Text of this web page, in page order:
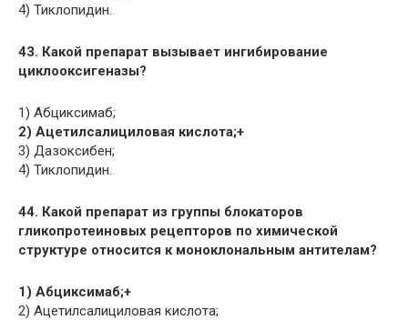
4) Тиклопидин.
43. Какой препарат вызывает ингибирование
циклооксигеназы?
1) Абциксимаб;
2) Ацетилсалициловая кислота;+
3) Дазоксибен;
4) Тиклопидин.
44. Какой препарат из группы блокаторов
гликопротеиновых рецепторов по химической
структуре относится к моноклональным антителам?
1) Абциксимаб;+
2) Ацетилсалициловая кислота;